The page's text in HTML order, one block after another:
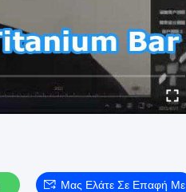
Μας Ελάτε Σε Επαφή Με